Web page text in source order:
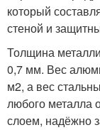
который
стеной и
Толщина
0,7 мм. Вес
м2, а вес
любого металла
слоем, надёжно